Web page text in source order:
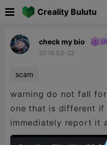
Creality Bulutu
check my bio
22:16 03-22
scam
warning do not fall
one that is different if
immediately report it